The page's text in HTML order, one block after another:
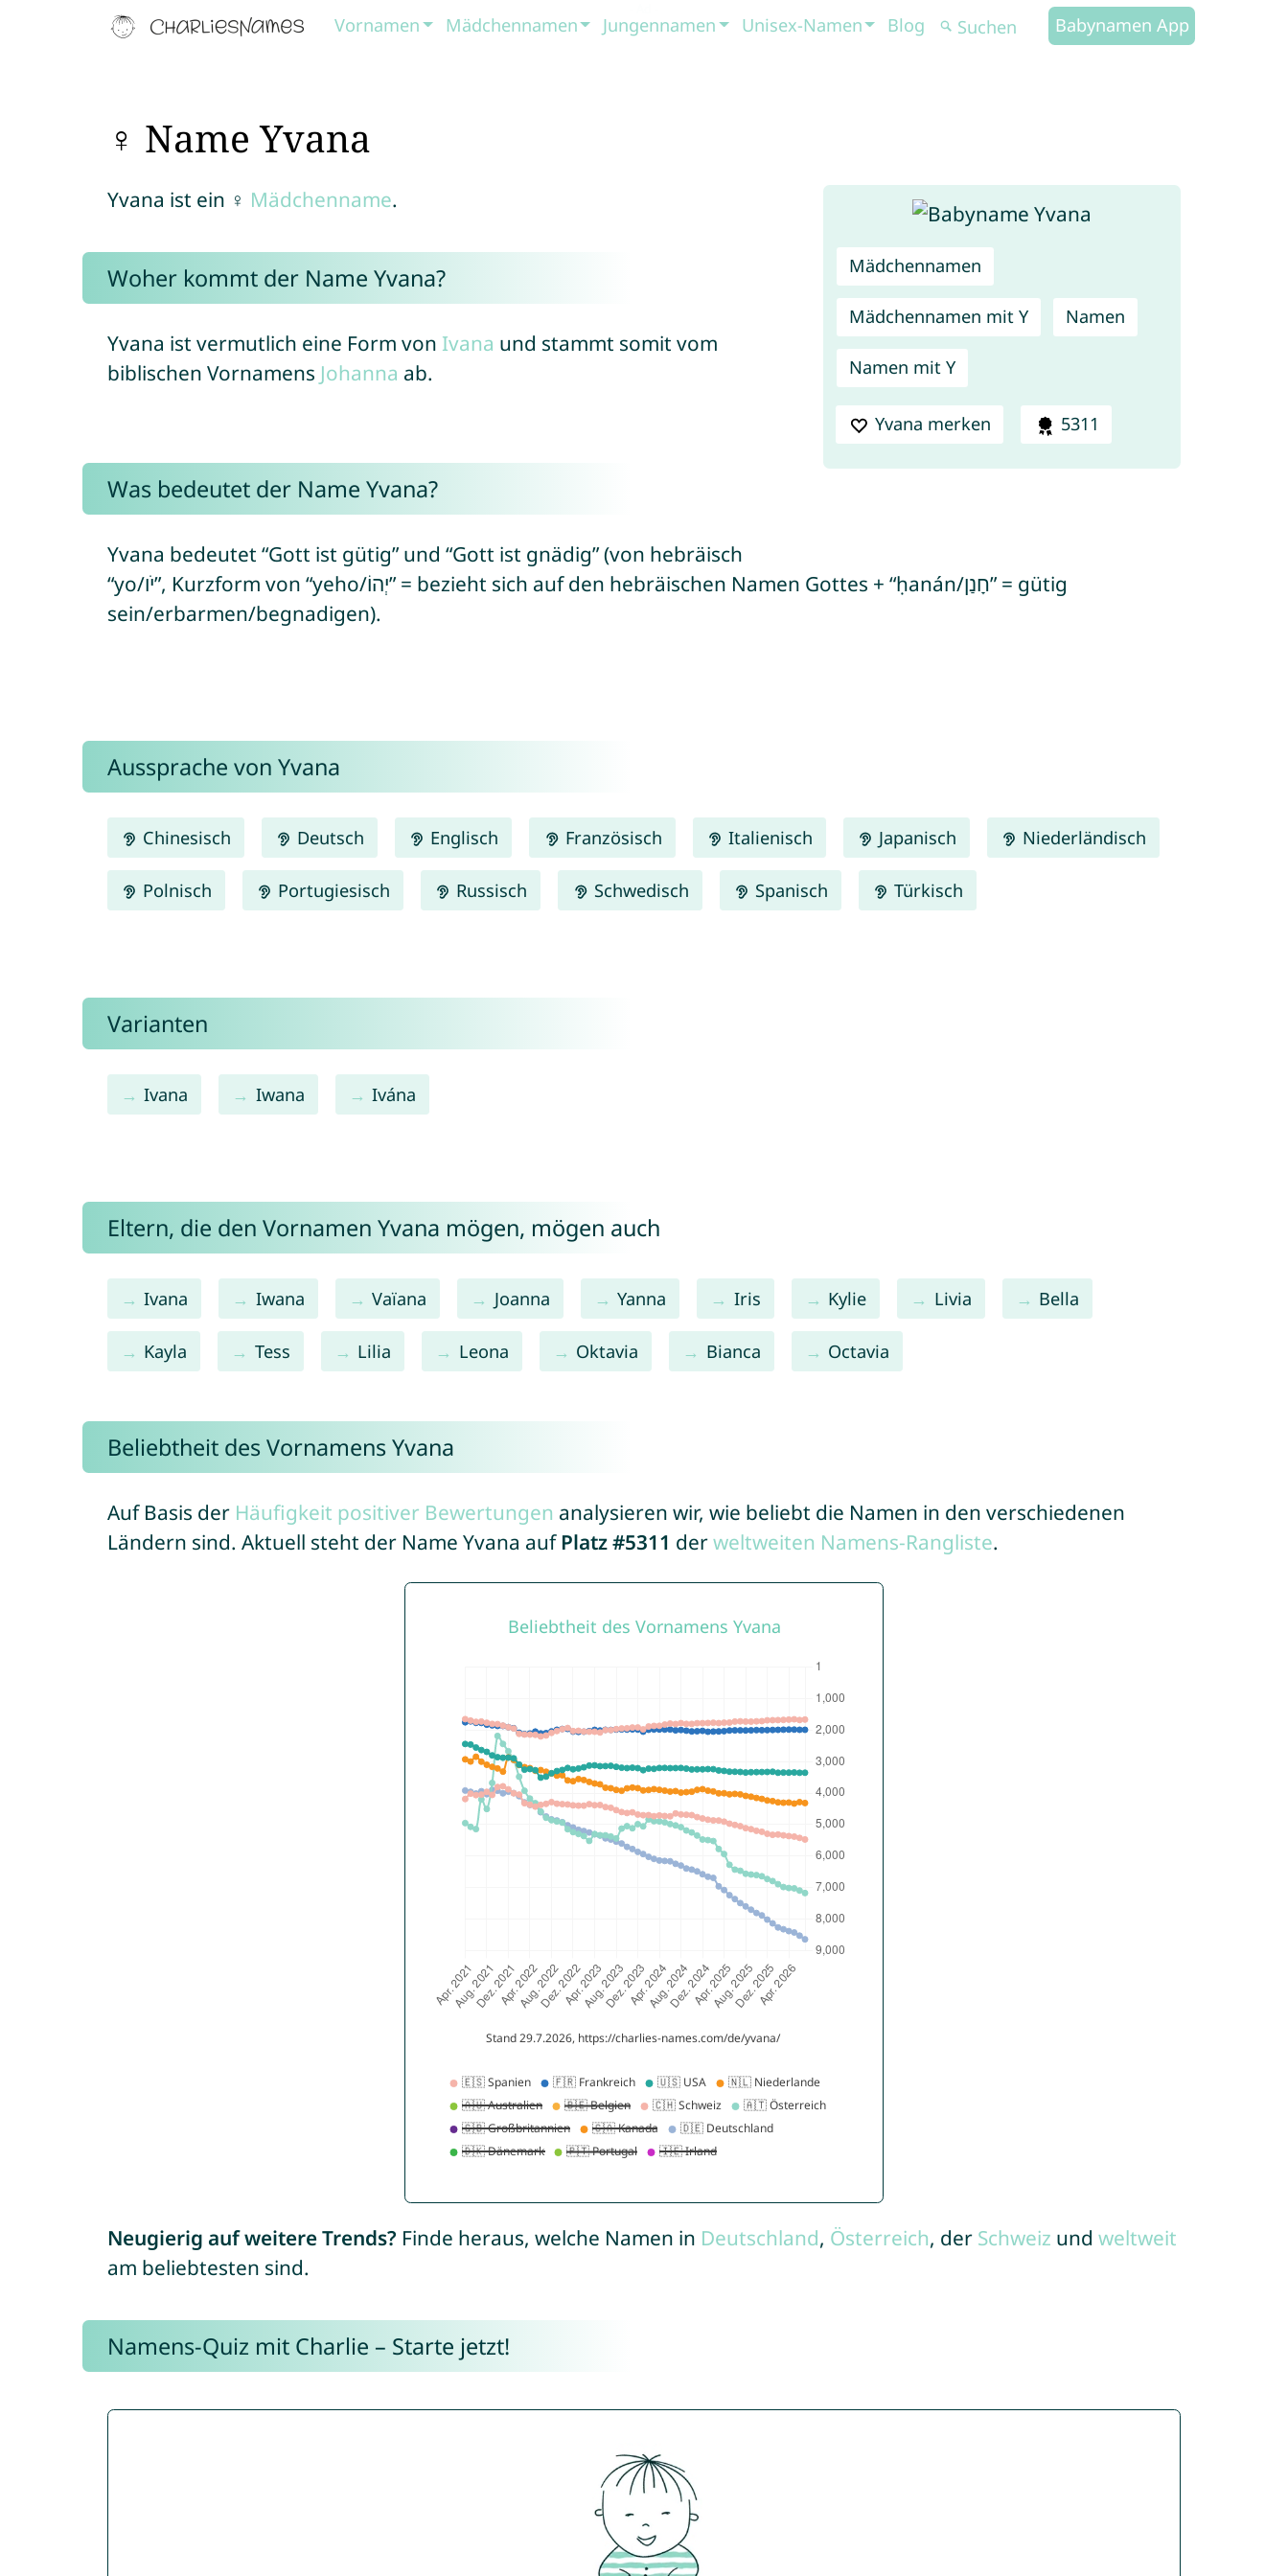
Vornamen Mädchennamen Jungennamen Unisex-Namen Blog Babynamen App
♀ Name Yvana
Mädchennamen
Mädchennamen mit Y Namen
Namen mit Y
Yvana merken 5311
Yvana ist ein ♀ Mädchenname.
Woher kommt der Name Yvana?
Yvana ist vermutlich eine Form von Ivana und stammt somit vom
biblischen Vornamens Johanna ab.
Was bedeutet der Name Yvana?
Yvana bedeutet “Gott ist gütig” und “Gott ist gnädig” (von hebräisch
“yo/יֹו”, Kurzform von “yeho/יְהוֹ” = bezieht sich auf den hebräischen Namen Gottes + “ḥanán/חָנַן” = gütig
sein/erbarmen/begnadigen).
Aussprache von Yvana
Chinesisch Deutsch Englisch Französisch Italienisch Japanisch Niederländisch
Polnisch Portugiesisch Russisch Schwedisch Spanisch Türkisch
Varianten
Ivana Iwana Ivána
Eltern, die den Vornamen Yvana mögen, mögen auch
Ivana Iwana Vaïana Joanna Yanna Iris Kylie Livia Bella
Kayla Tess Lilia Leona Oktavia Bianca Octavia
Beliebtheit des Vornamens Yvana
Auf Basis der Häufigkeit positiver Bewertungen analysieren wir, wie beliebt die Namen in den verschiedenen
Ländern sind. Aktuell steht der Name Yvana auf Platz #5311 derweltweiten Namens-Rangliste.
Neugierig auf weitere Trends? Finde heraus, welche Namen in Deutschland, Österreich, der Schweiz und weltweit
am beliebtesten sind.
Namens-Quiz mit Charlie – Starte jetzt!